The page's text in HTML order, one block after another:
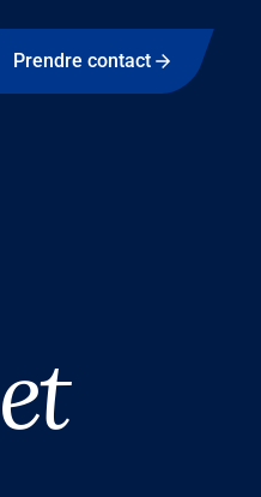
Prendre contact